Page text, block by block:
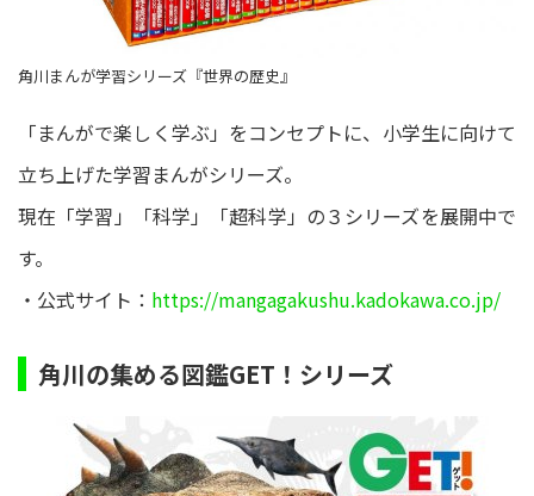
角川まんが学習シリーズ『世界の歴史』
「まんがで楽しく学ぶ」をコンセプトに、小学生に向けて
立ち上げた学習まんがシリーズ。
現在「学習」「科学」「超科学」の３シリーズを展開中で
す。
・公式サイト： https://mangagakushu.kadokawa.co.jp/
角川の集める図鑑GET！シリーズ